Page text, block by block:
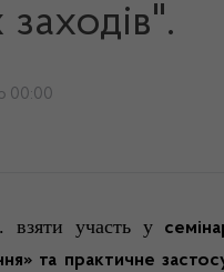
00:00
взяти участь у
та практичне